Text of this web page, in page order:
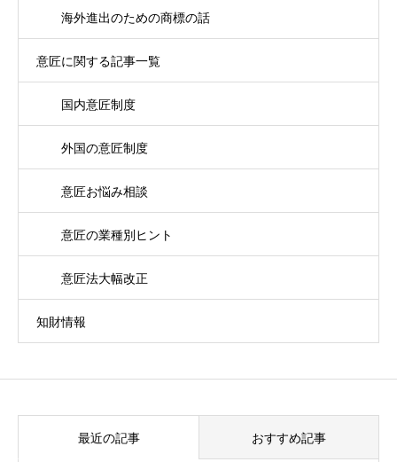
海外進出のための商標の話
意匠に関する記事一覧
国内意匠制度
外国の意匠制度
意匠お悩み相談
意匠の業種別ヒント
意匠法大幅改正
知財情報
最近の記事 おすすめ記事